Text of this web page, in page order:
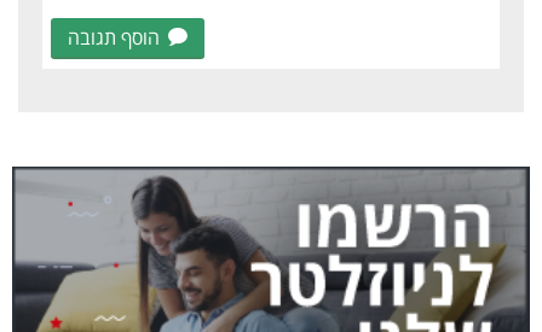
הוסף תגובה